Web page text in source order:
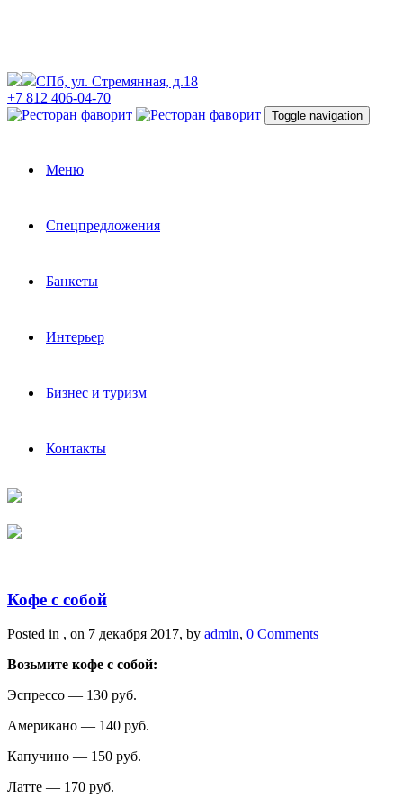
СПб, ул. Стремянная, д.18
+7 812 406-04-70
Toggle navigation
Меню
Спецпредложения
Банкеты
Интерьер
Бизнес и туризм
Контакты
Кофе с собой
Posted in , on 7 декабря 2017, by admin, 0 Comments
Возьмите кофе с собой:
Эспрессо — 130 руб.
Американо — 140 руб.
Капучино — 150 руб.
Латте — 170 руб.